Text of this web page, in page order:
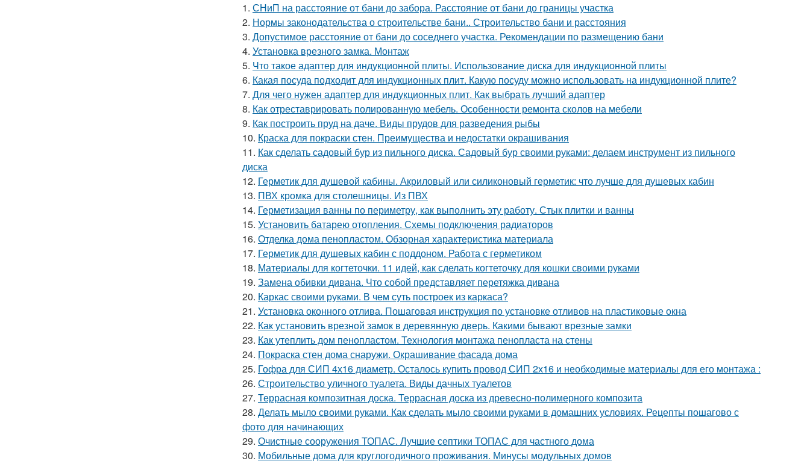
1. СНиП на расстояние от бани до забора. Расстояние от бани до границы участка
2. Нормы законодательства о строительстве бани.. Строительство бани и расстояния
3. Допустимое расстояние от бани до соседнего участка. Рекомендации по размещению бани
4. Установка врезного замка. Монтаж
5. Что такое адаптер для индукционной плиты. Использование диска для индукционной плиты
6. Какая посуда подходит для индукционных плит. Какую посуду можно использовать на индукционной плите?
7. Для чего нужен адаптер для индукционных плит. Как выбрать лучший адаптер
8. Как отреставрировать полированную мебель. Особенности ремонта сколов на мебели
9. Как построить пруд на даче. Виды прудов для разведения рыбы
10. Краска для покраски стен. Преимущества и недостатки окрашивания
11. Как сделать садовый бур из пильного диска. Садовый бур своими руками: делаем инструмент из пильного
диска
12. Герметик для душевой кабины. Акриловый или силиконовый герметик: что лучше для душевых кабин
13. ПВХ кромка для столешницы. Из ПВХ
14. Герметизация ванны по периметру, как выполнить эту работу. Стык плитки и ванны
15. Установить батарею отопления. Схемы подключения радиаторов
16. Отделка дома пенопластом. Обзорная характеристика материала
17. Герметик для душевых кабин с поддоном. Работа с герметиком
18. Материалы для когтеточки. 11 идей, как сделать когтеточку для кошки своими руками
19. Замена обивки дивана. Что собой представляет перетяжка дивана
20. Каркас своими руками. В чем суть построек из каркаса?
21. Установка оконного отлива. Пошаговая инструкция по установке отливов на пластиковые окна
22. Как установить врезной замок в деревянную дверь. Какими бывают врезные замки
23. Как утеплить дом пенопластом. Технология монтажа пенопласта на стены
24. Покраска стен дома снаружи. Окрашивание фасада дома
25. Гофра для СИП 4х16 диаметр. Осталось купить провод СИП 2х16 и необходимые материалы для его монтажа :
26. Строительство уличного туалета. Виды дачных туалетов
27. Террасная композитная доска. Террасная доска из древесно-полимерного композита
28. Делать мыло своими руками. Как сделать мыло своими руками в домашних условиях. Рецепты пошагово с
фото для начинающих
29. Очистные сооружения ТОПАС. Лучшие септики ТОПАС для частного дома
30. Мобильные дома для круглогодичного проживания. Минусы модульных домов